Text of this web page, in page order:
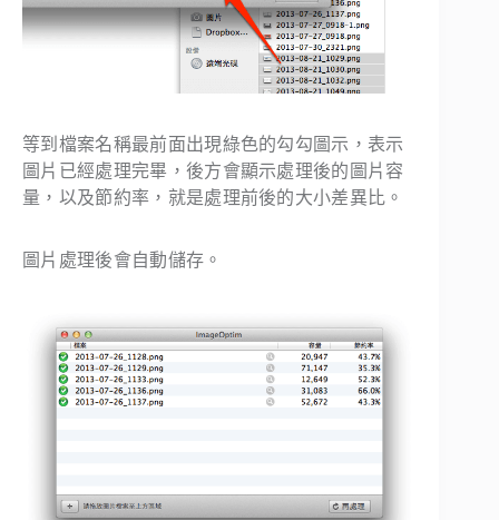
等到檔案名稱最前面出現綠色的勾勾圖示，表示
圖片已經處理完畢，後方會顯示處理後的圖片容
量，以及節約率，就是處理前後的大小差異比。
圖片處理後會自動儲存。